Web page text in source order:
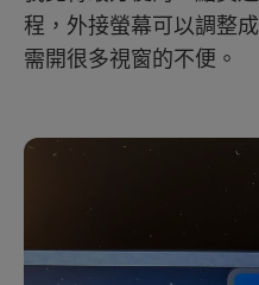
程，外接螢幕可以調整
需開很多視窗的不便。